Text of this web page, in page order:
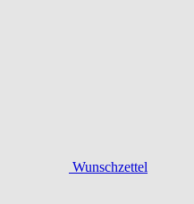
Wunschzettel